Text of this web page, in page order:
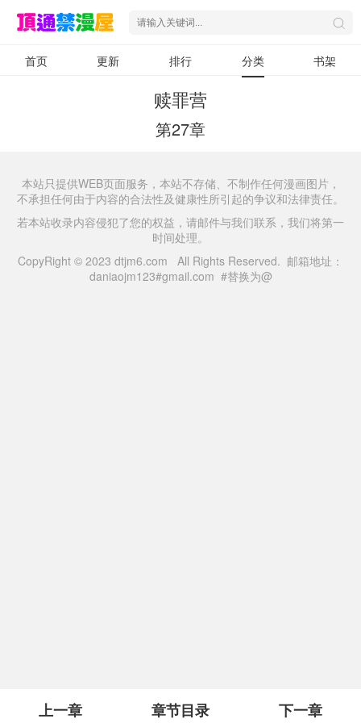
首页 更新 排行 分类 书架
赎罪营
第27章
上一章 章节目录 下一章
本站只提供WEB页面服务，本站不存储、不制作任何漫画图片，
不承担任何由于内容的合法性及健康性所引起的争议和法律责任。
若本站收录内容侵犯了您的权益，请邮件与我们联系，我们将第一
时间处理。
CopyRight © 2023 dtjm6.com All Rights Reserved. 邮箱地址：
daniaojm123#gmail.com #替换为@